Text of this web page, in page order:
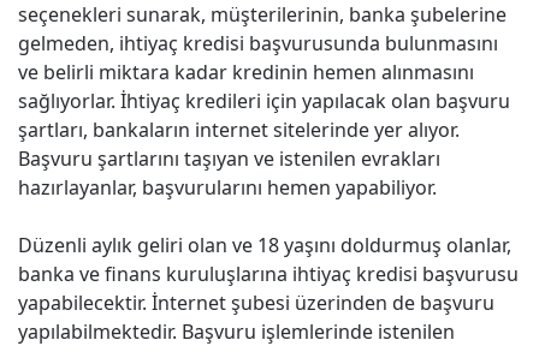
seçenekleri sunarak, müşterilerinin, banka şubelerine
gelmeden, ihtiyaç kredisi başvurusunda bulunmasını
ve belirli miktara kadar kredinin hemen alınmasını
sağlıyorlar. İhtiyaç kredileri için yapılacak olan başvuru
şartları, bankaların internet sitelerinde yer alıyor.
Başvuru şartlarını taşıyan ve istenilen evrakları
hazırlayanlar, başvurularını hemen yapabiliyor.
Düzenli aylık geliri olan ve 18 yaşını doldurmuş olanlar,
banka ve finans kuruluşlarına ihtiyaç kredisi başvurusu
yapabilecektir. İnternet şubesi üzerinden de başvuru
yapılabilmektedir. Başvuru işlemlerinde istenilen